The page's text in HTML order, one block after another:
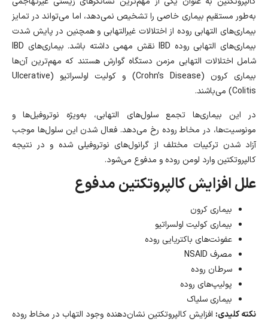
به‌طور مستقیم بیماری خاصی را تشخیص نمی‌دهد، اما می‌تواند در تمایز
بیماری‌های التهابی روده از اختلالات غیرالتهابی و همچنین در پایش شدت
بیماری‌های التهابی روده IBD نقش مهمی داشته باشد. بیماری‌های IBD
شامل اختلالات التهابی مزمن دستگاه‌ گوارش هستند که مهم‌ترین آن‌ها
بیماری کرون (Crohn’s Disease) و کولیت اولسراتیو (Ulcerative
Colitis) می‌باشند.
در این بیماری‌ها تجمع سلول‌های التهابی، به‌ویژه نوتروفیل‌ها و
مونوسیت‌ها، در مخاط روده رخ می‌دهد. فعال شدن این سلول‌ها موجب
آزاد شدن ترکیبات مختلف از گرانول‌های نوتروفیلی شده و در نتیجه
کالپروتکتین وارد لومن روده و مدفوع می‌شود.
علل افزایش کالپروتکتین مدفوع
بیماری کرون
بیماری کولیت اولسراتیو
عفونت‌های باکتریایی روده
مصرف NSAID
سرطان روده
پولیپ‌های روده
بیماری سلیاک
نکته کلیدی: افزایش کالپروتکتین نشان‌دهنده وجود التهاب در مخاط روده